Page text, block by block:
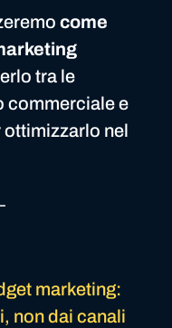
come
tra le
commerciale e
nel
marketing:
non dai canali